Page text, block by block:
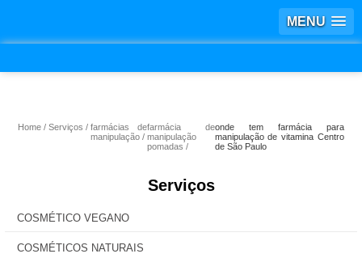
MENU
Home Serviços
farmácias de
manipulação
farmácia de
manipulação
pomadas
onde tem farmácia para
manipulação de vitamina Centro
de São Paulo
Serviços
COSMÉTICO VEGANO
COSMÉTICOS NATURAIS